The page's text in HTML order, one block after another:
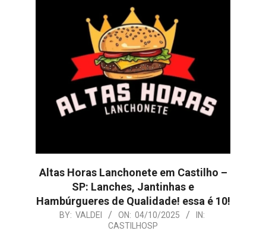
Altas Horas Lanchonete em Castilho –
SP: Lanches, Jantinhas e
Hambúrgueres de Qualidade! essa é 10!
BY: VALDEI ON: 04/10/2025
IN:
CASTILHOSP